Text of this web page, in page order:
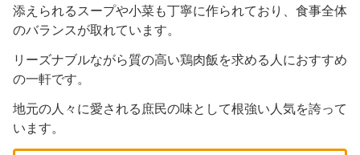
添えられるスープや小菜も丁寧に作られており、食事全体
のバランスが取れています。
リーズナブルながら質の高い鶏肉飯を求める人におすすめ
の一軒です。
地元の人々に愛される庶民の味として根強い人気を誇って
います。